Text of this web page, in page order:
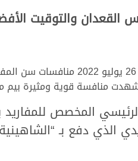
القعدان والتوقيت
قوية ومثيرة بيم مؤسسات أصحاب
المخصص للمفاريد